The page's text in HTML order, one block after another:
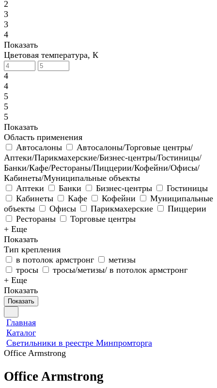
2
3
3
4
Показать
Цветовая температура, К
4
4
5
5
5
Показать
Область применения
Автосалоны
Автосалоны/Торговые центры/
Аптеки/Парикмахерские/Бизнес-центры/Гостиницы/
Банки/Кафе/Рестораны/Пиццерии/Кофейни/Офисы/
Кабинеты/Муниципальные объекты
Аптеки
Банки Бизнес-центры
Гостиницы
Кабинеты
Кафе Кофейни
Муниципальные
объекты
Офисы Парикмахерские
Пиццерии
Рестораны
Торговые центры
+ Еще
Показать
Тип крепления
в потолок армстронг
метизы
тросы
тросы/метизы/ в потолок армстронг
+ Еще
Показать
Показать
Главная
Каталог
Светильники в реестре Минпромторга
Office Armstrong
Office Armstrong